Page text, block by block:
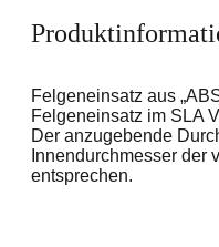
Felgeneinsatz aus
Felgeneinsatz im SLA
Der anzugebende
Innendurchmesser der
entsprechen.